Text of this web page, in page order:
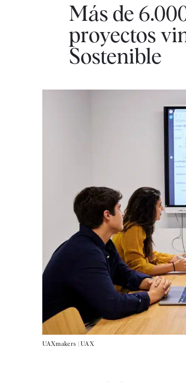
Más de
proyectos
Sostenible
UAXmakers |UAX